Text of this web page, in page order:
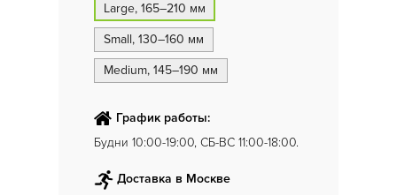
Large, 165–210 мм
Small, 130–160 мм
Medium, 145–190 мм
График работы:
Будни 10:00-19:00, СБ-ВС 11:00-18:00.
Доставка в Москве